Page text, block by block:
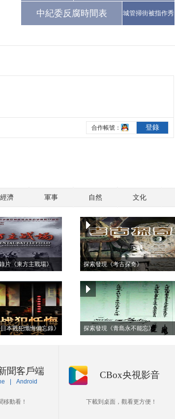
中紀委反腐時間表 城管掃街被指作秀
經濟 軍事 自然 文化
片《東方主戰場》 探索發現《考古探奇》
本戰犯懺悔備忘錄》 探索發現《青島永不能忘》
聞客戶端
Android
移動看！
CBox央視影音
下載到桌面，觀看更方便！